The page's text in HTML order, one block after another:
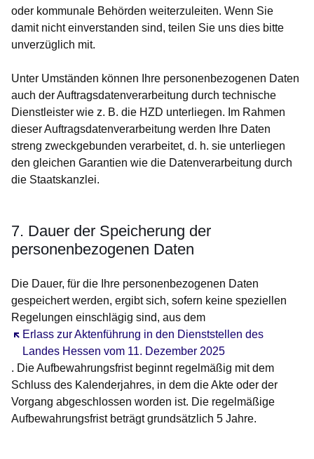
oder kommunale Behörden weiterzuleiten. Wenn Sie
damit nicht einverstanden sind, teilen Sie uns dies bitte
unverzüglich mit.
Unter Umständen können Ihre personenbezogenen Daten
auch der Auftragsdatenverarbeitung durch technische
Dienstleister wie z. B. die HZD unterliegen. Im Rahmen
dieser Auftragsdatenverarbeitung werden Ihre Daten
streng zweckgebunden verarbeitet, d. h. sie unterliegen
den gleichen Garantien wie die Datenverarbeitung durch
die Staatskanzlei.
7. Dauer der Speicherung der
personenbezogenen Daten
Die Dauer, für die Ihre personenbezogenen Daten
gespeichert werden, ergibt sich, sofern keine speziellen
Regelungen einschlägig sind, aus dem
Erlass zur Aktenführung in den Dienststellen des
Landes Hessen vom 11. Dezember 2025
Öffnet sich in einem neuen Fenster
. Die Aufbewahrungsfrist beginnt regelmäßig mit dem
Schluss des Kalenderjahres, in dem die Akte oder der
Vorgang abgeschlossen worden ist. Die regelmäßige
Aufbewahrungsfrist beträgt grundsätzlich 5 Jahre.